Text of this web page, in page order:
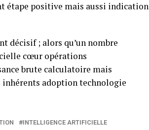
étape positive mais aussi indication
décisif ; alors qu’un nombre
cœur opérations
brute calculatoire mais
adoption technologie
INTELLIGENCE ARTIFICIELLE